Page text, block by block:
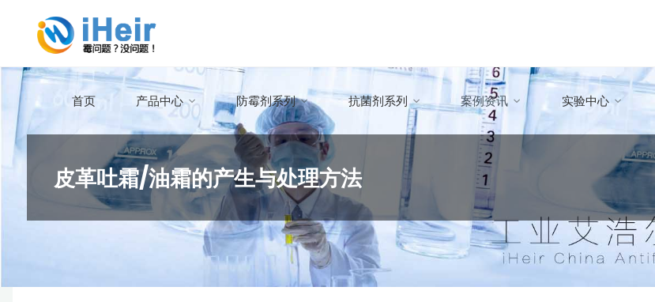
容。
尔
防
霉
抗
菌
科
首页 产品中心 防霉剂系列 抗菌剂系列 案例资讯 实验中心
皮革吐霜/油霜的产生与处理方法